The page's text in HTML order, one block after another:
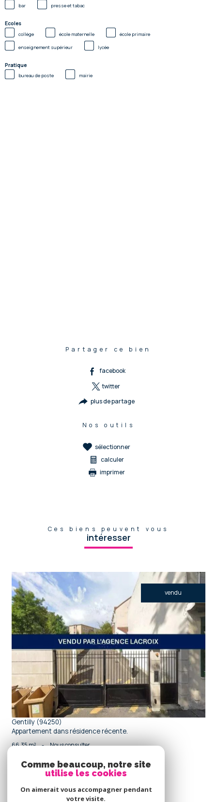
bar presse et tabac
Ecoles
collège école maternelle école primaire
enseignement supérieur lycée
Pratique
bureau de poste mairie
Partager ce bien
facebook
twitter
plus de partage
Nos outils
sélectionner
calculer
imprimer
Ces biens peuvent vous
intéresser
vendu
voir le bien
Gentilly (94250)
Appartement dans résidence récente.
66,35 m² - Nous consulter
connecter
Comme beaucoup, notre site
utilise les cookies
On aimerait vous accompagner pendant
votre visite.